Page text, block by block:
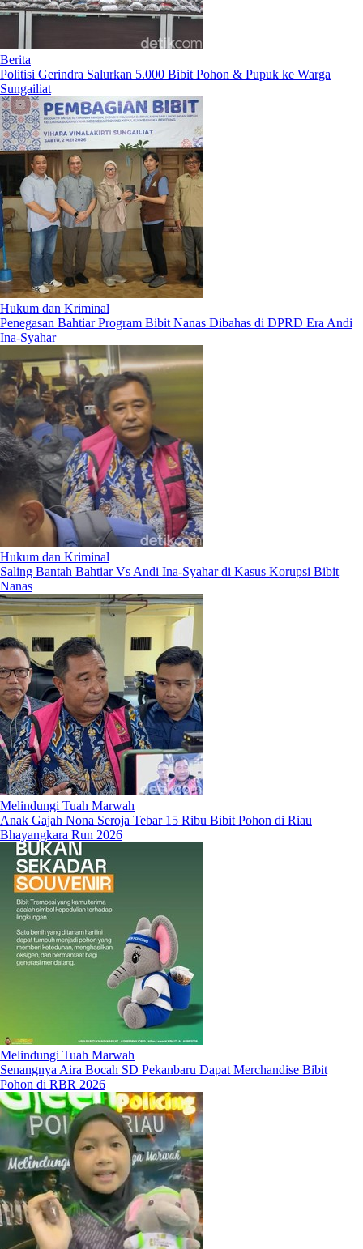
Berita
Politisi Gerindra Salurkan 5.000 Bibit Pohon & Pupuk ke Warga
Sungailiat
Hukum dan Kriminal
Penegasan Bahtiar Program Bibit Nanas Dibahas di DPRD Era Andi
Ina-Syahar
Hukum dan Kriminal
Saling Bantah Bahtiar Vs Andi Ina-Syahar di Kasus Korupsi Bibit
Nanas
Melindungi Tuah Marwah
Anak Gajah Nona Seroja Tebar 15 Ribu Bibit Pohon di Riau
Bhayangkara Run 2026
Melindungi Tuah Marwah
Senangnya Aira Bocah SD Pekanbaru Dapat Merchandise Bibit
Pohon di RBR 2026